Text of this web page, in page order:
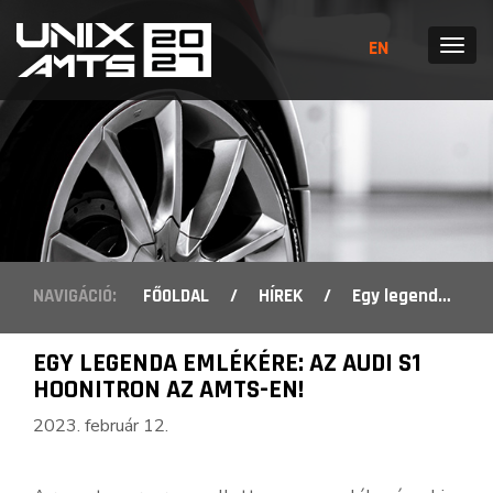
EN MENÜ
NAVIGÁCIÓ: FŐOLDAL / HÍREK / Egy legenda emlékére: az Audi S1 Hoonitron az AMTS-en!
EGY LEGENDA EMLÉKÉRE: AZ AUDI S1
HOONITRON AZ AMTS-EN!
2023. február 12.